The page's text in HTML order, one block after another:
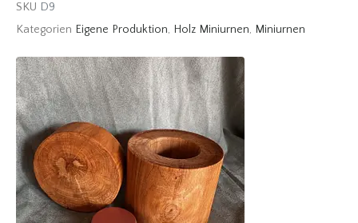
SKU D9
Kategorien Eigene Produktion, Holz Miniurnen, Miniurnen